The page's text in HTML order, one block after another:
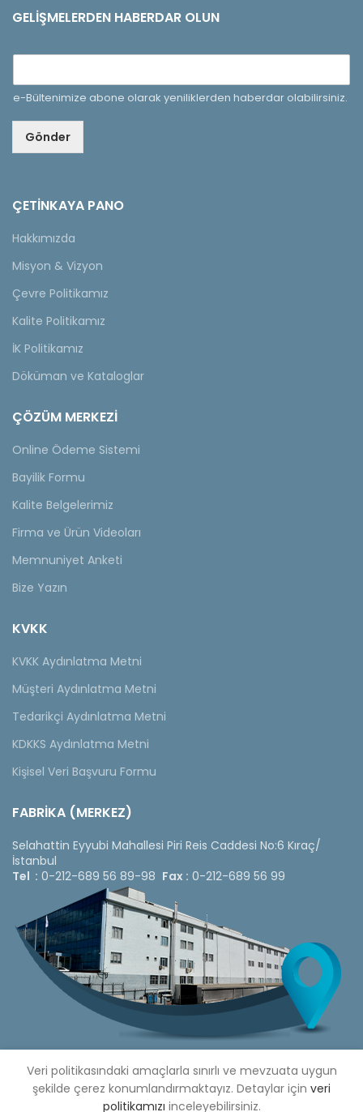
GELIŞMELERDEN HABERDAR OLUN
e-Bültenimize abone olarak yeniliklerden haberdar olabilirsiniz.
Gönder
ÇETINKAYA PANO
Hakkımızda
Misyon & Vizyon
Çevre Politikamız
Kalite Politikamız
İK Politikamız
Döküman ve Kataloglar
ÇÖZÜM MERKEZİ
Online Ödeme Sistemi
Bayilik Formu
Kalite Belgelerimiz
Firma ve Ürün Videoları
Memnuniyet Anketi
Bize Yazın
KVKK
KVKK Aydınlatma Metni
Müşteri Aydınlatma Metni
Tedarikçi Aydınlatma Metni
KDKKS Aydınlatma Metni
Kişisel Veri Başvuru Formu
FABRİKA (MERKEZ)
Selahattin Eyyubi Mahallesi Piri Reis Caddesi No:6 Kıraç/
İstanbul
Tel : 0-212-689 56 89-98 Fax : 0-212-689 56 99
Copyright © 2020 Çetinkaya Pano |Çetinkaya Pano Fiyat
Veri politikasındaki amaçlarla sınırlı ve mevzuata uygun
şekilde çerez konumlandırmaktayız. Detaylar için veri
politikamızı inceleyebilirsiniz.